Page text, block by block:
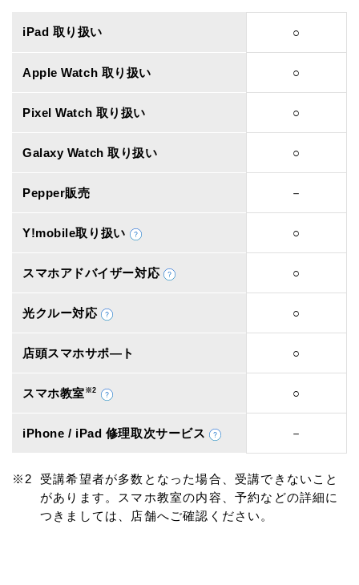
iPad 取り扱い ○
Apple Watch 取り扱い ○
Pixel Watch 取り扱い ○
Galaxy Watch 取り扱い ○
Pepper販売 －
Y!mobile取り扱い ○
スマホアドバイザー対応 ○
光クルー対応 ○
店頭スマホサポ―ト ○
スマホ教室 ※2 ○
iPhone / iPad 修理取次サービス －
受講希望者が多数となった場合、受講できないこと
があります。スマホ教室の内容、予約などの詳細に
つきましては、店舗へご確認ください。